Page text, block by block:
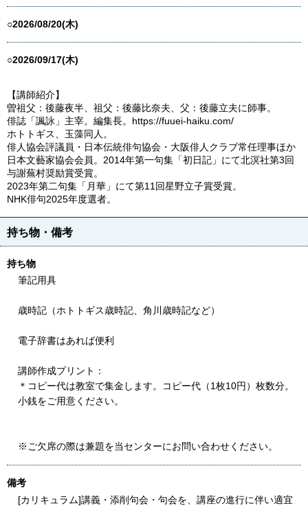
○2026/08/20(木)
○2026/09/17(木)
【講師紹介】
曽祖父：後藤夜半、祖父：後藤比奈夫、父：後藤立夫に師事。
俳誌「諷詠」主宰。編集長。https://fuuei-haiku.com/
ホトトギス、玉藻同人。
俳人協会評議員・日本伝統俳句協会・大阪俳人クラブ常任理事ほか
日本文藝家協会会員。2014年第一句集「初日記」にて北溟社第3回
与謝蕪村奨励賞受賞。
2023年第二句集「月華」にて第11回星野立子賞受賞。
NHK俳句2025年度選者。
持ち物・備考
持ち物
筆記用具
歳時記（ホトトギス歳時記、角川歳時記など）
電子辞書はあれば便利
講師作成プリント：
＊コピー代は教室で集金します。コピー代（1枚10円）枚数分。
小銭をご用意ください。
※ご欠席の際は兼題を当センターにお問い合わせください。
備考
[カリキュラム]講義・添削句会・句会を、講座の進行に伴い適宜